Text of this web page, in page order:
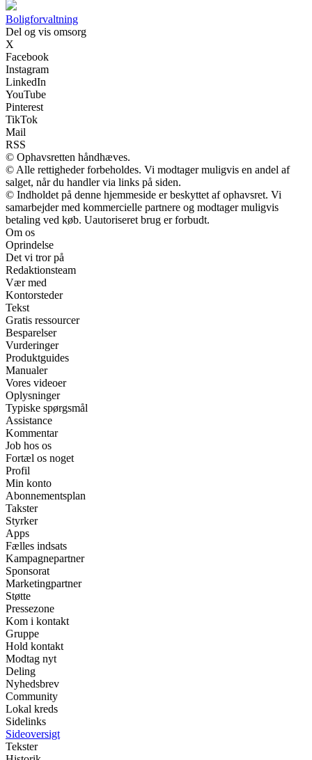
Boligforvaltning
Del og vis omsorg
X
Facebook
Instagram
LinkedIn
YouTube
Pinterest
TikTok
Mail
RSS
© Ophavsretten håndhæves.
© Alle rettigheder forbeholdes. Vi modtager muligvis en andel af
salget, når du handler via links på siden.
© Indholdet på denne hjemmeside er beskyttet af ophavsret. Vi
samarbejder med kommercielle partnere og modtager muligvis
betaling ved køb. Uautoriseret brug er forbudt.
Om os
Oprindelse
Det vi tror på
Redaktionsteam
Vær med
Kontorsteder
Tekst
Gratis ressourcer
Besparelser
Vurderinger
Produktguides
Manualer
Vores videoer
Oplysninger
Typiske spørgsmål
Assistance
Kommentar
Job hos os
Fortæl os noget
Profil
Min konto
Abonnementsplan
Takster
Styrker
Apps
Fælles indsats
Kampagnepartner
Sponsorat
Marketingpartner
Støtte
Pressezone
Kom i kontakt
Gruppe
Hold kontakt
Modtag nyt
Deling
Nyhedsbrev
Community
Lokal kreds
Sidelinks
Sideoversigt
Tekster